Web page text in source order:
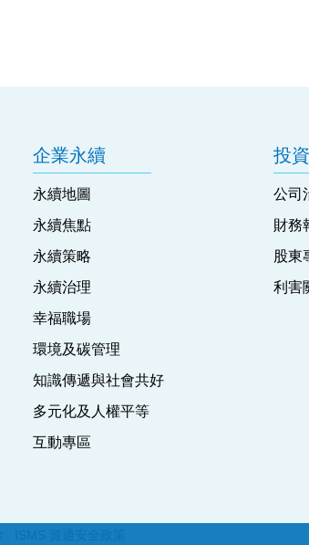
企業永續
永續地圖
永續焦點
永續策略
永續治理
幸福職場
環境及碳管理
知識傳遞與社會共好
多元化及人權平等
互動專區
投
公司
財務
股東
利害